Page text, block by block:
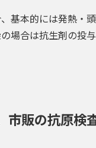
基本的には発熱・
場合は抗生剤の投
市販の抗原検